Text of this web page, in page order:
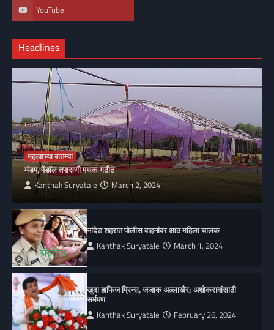
YouTube
Headlines
महत्वाच्या बातम्या
मंडप, पेंडॉल तपासणी पथक गठीत
Kanthak Suryatale March 2, 2024
नांदेड शहरात पोलीस वाहनांवर आठ महिला चालक
Kanthak Suryatale March 1, 2024
खुदा हाफिज प्रिन्स, जजाक अल्लाखैर; अशोकरावांसाठी
सर्मपण
Kanthak Suryatale February 26, 2024